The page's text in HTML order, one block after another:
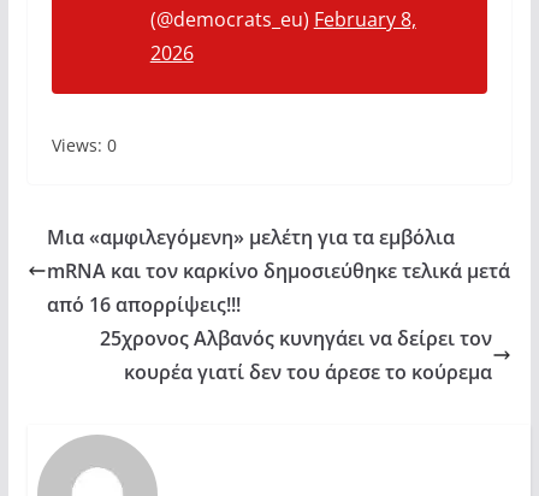
(@democrats_eu) February 8,
2026
Views: 0
Μια «αμφιλεγόμενη» μελέτη για τα εμβόλια
mRNA και τον καρκίνο δημοσιεύθηκε τελικά μετά
από 16 απορρίψεις!!!
25χρονος Αλβανός κυνηγάει να δείρει τον
κουρέα γιατί δεν του άρεσε το κούρεμα